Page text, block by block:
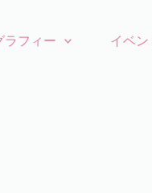
ラフィー イベン